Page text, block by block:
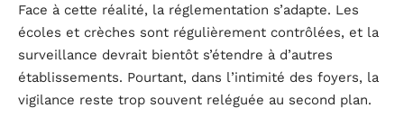
Face à cette réalité, la réglementation s’adapte. Les
écoles et crèches sont régulièrement contrôlées, et la
surveillance devrait bientôt s’étendre à d’autres
établissements. Pourtant, dans l’intimité des foyers, la
vigilance reste trop souvent reléguée au second plan.